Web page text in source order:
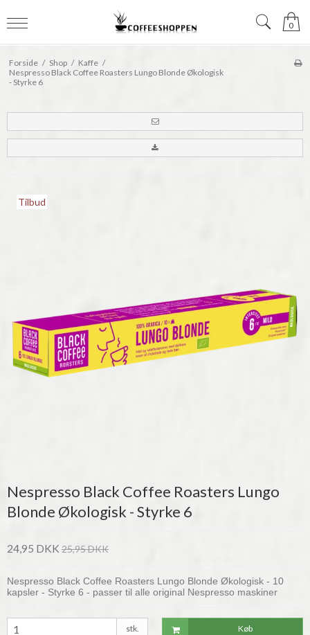
0
Forside / Shop / Kaffe /
Nespresso Black Coffee Roasters Lungo Blonde Økologisk
- Styrke 6
Tilbud
Nespresso Black Coffee Roasters Lungo
Blonde Økologisk - Styrke 6
24,95 DKK 25,95 DKK
Nespresso Black Coffee Roasters Lungo Blonde Økologisk - 10
kapsler - Styrke 6 - passer til alle original Nespresso maskiner
stk. Køb